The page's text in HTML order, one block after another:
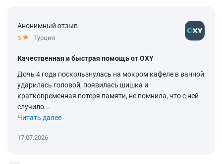
Анонимный отзыв
5 Турция
Качественная и быстрая помощь от OXY
Дочь 4 года поскользнулась на мокром кафеле в ванной
ударилась головой, появилась шишка и
кратковременная потеря памяти, не помнила, что с ней
случило...
Читать далее
17.07.2026